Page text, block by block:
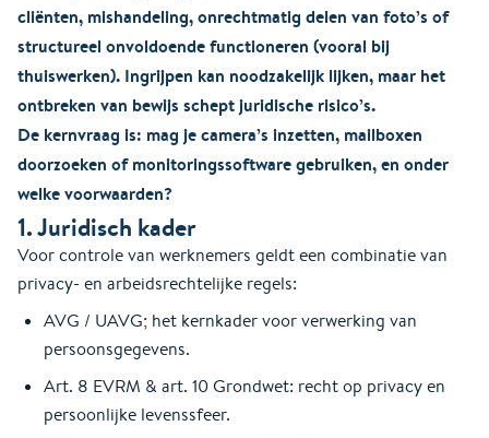
cliënten, mishandeling, onrechtmatig delen van foto’s of
structureel onvoldoende functioneren (vooral bij
thuiswerken). Ingrijpen kan noodzakelijk lijken, maar het
ontbreken van bewijs schept juridische risico’s.
De kernvraag is: mag je camera’s inzetten, mailboxen
doorzoeken of monitoringssoftware gebruiken, en onder
welke voorwaarden?
1. Juridisch kader
Voor controle van werknemers geldt een combinatie van
privacy- en arbeidsrechtelijke regels:
AVG / UAVG; het kernkader voor verwerking van
persoonsgegevens.
Art. 8 EVRM & art. 10 Grondwet: recht op privacy en
persoonlijke levenssfeer.